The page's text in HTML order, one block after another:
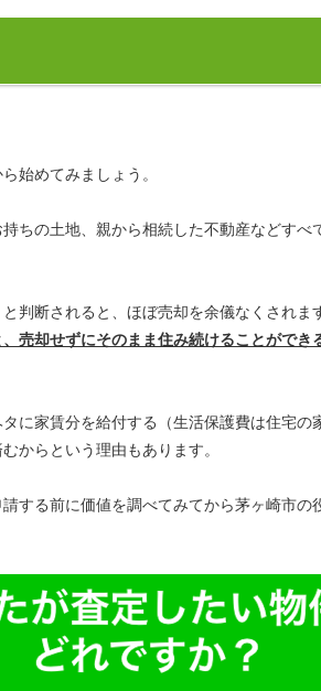
始めてみましょう。
ちの土地、親から相続した不動産などすべ
判断されると、ほぼ売却を余儀なくされま
売却せずにそのまま住み続けることができ
に家賃分を給付する（生活保護費は住宅
からという理由もあります。
する前に価値を調べてみてから茅ヶ崎市